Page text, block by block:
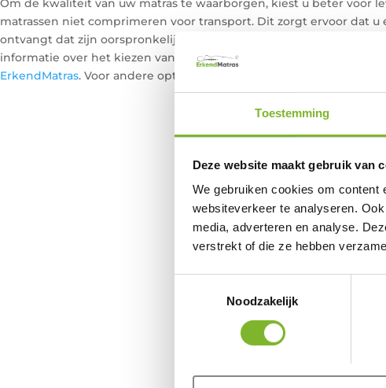
Toestemming
Deze website maakt gebruik van
We gebruiken cookies om content
websiteverkeer te analyseren.
media, adverteren en analyse.
verstrekt of die ze hebben
Noodzakelijk
Om de kwaliteit van uw matras te waarborgen, kiest u beter voor
matrassen niet comprimeren voor transport. Dit zorgt ervoor dat u
ontvangt dat zijn oorspronkelijke veerkracht en comfort behoudt.
informatie over het kiezen van de juiste matras, kunt u een kijkje
ErkendMatras. Voor andere opties kunt u